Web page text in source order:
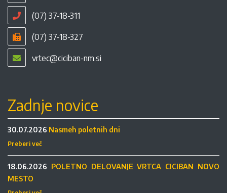
(07) 37-18-311
(07) 37-18-327
vrtec@ciciban-nm.si
Zadnje novice
30.07.2026 Nasmeh poletnih dni
Preberi več
18.06.2026 POLETNO DELOVANJE VRTCA CICIBAN NOVO
MESTO